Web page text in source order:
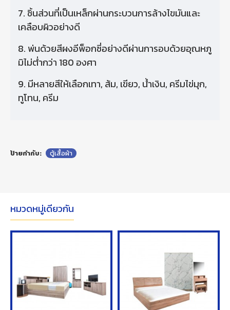
7. ชิ้นส่วนที่เป็นเหล็กผ่านกระบวนการล้างไขมันและ
เคลือบผิวอย่างดี
8. พ่นด้วยสีผงอีพ็อกซี่อย่างดีผ่านการอบด้วยอุณหภู
มิไม่ต่ํากว่า 180 องศา
9. มีหลายสีให้เลือกเทา, ส้ม, เขียว, น้ําเงิน, ครีมไข่มุก,
ทูโทน, ครีม
ป้ายกำกับ: ตู้เสื้อผ้า
หมวดหมู่เดียวกัน